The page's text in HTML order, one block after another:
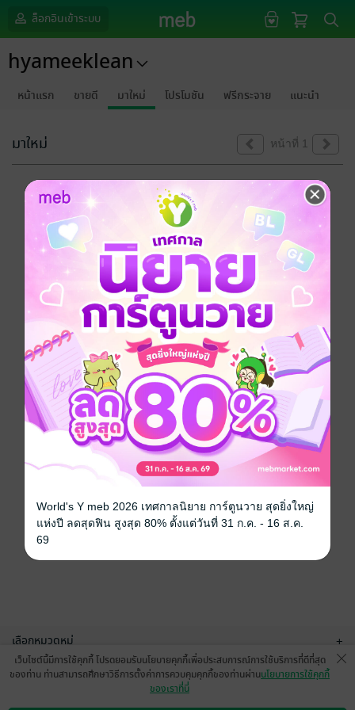
ล็อกอินเข้าระบบ
hyameeklean
หน้าแรก ขายดี มาใหม่ โปรโมชัน ฟรีกระจาย แนะนำ
มาใหม่ หน้าที่ 1
ขออภัยด้วยนะคะ
ไม่พบข้อมูลในหัวข้อที่คุณกำลังชมค่ะ
เลือกหมวดหมู่ +
บริการช่วยเหลือ
เว็บไซต์นี้มีการใช้คุกกี้ โปรดยอมรับนโยบายคุกกี้เพื่อประสบการณ์การใช้บริการที่ดีที่สุด
ของท่าน ท่านสามารถศึกษาวิธีการตั้งค่าการควบคุมคุกกี้ของท่านผ่านนโยบายการใช้คุกกี้
ของเราที่นี่
World's Y meb 2026 เทศกาลนิยาย การ์ตูนวาย สุดยิ่งใหญ่
แห่งปี ลดสุดฟิน สูงสุด 80% ตั้งแต่วันที่ 31 ก.ค. - 16 ส.ค.
69